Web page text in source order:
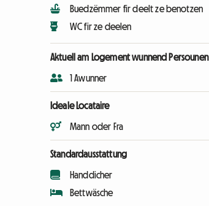
Buedzëmmer fir deelt ze benotzen
WC fir ze deelen
Aktuell am Logement wunnend Persounen
1 Awunner
Ideale Locataire
Mann oder Fra
Standardausstattung
Handdicher
Bettwäsche